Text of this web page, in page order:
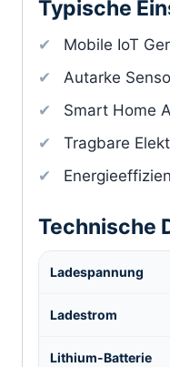
Typische
Mobile IoT
Autarke
Smart Home
Tragbare
Technische
Ladespannung
Ladestrom
Lithium-Batterie